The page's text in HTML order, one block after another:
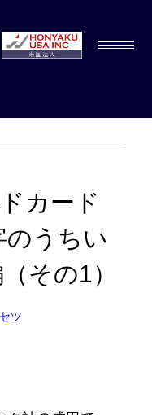
カード
のうちい
その1）
ツ